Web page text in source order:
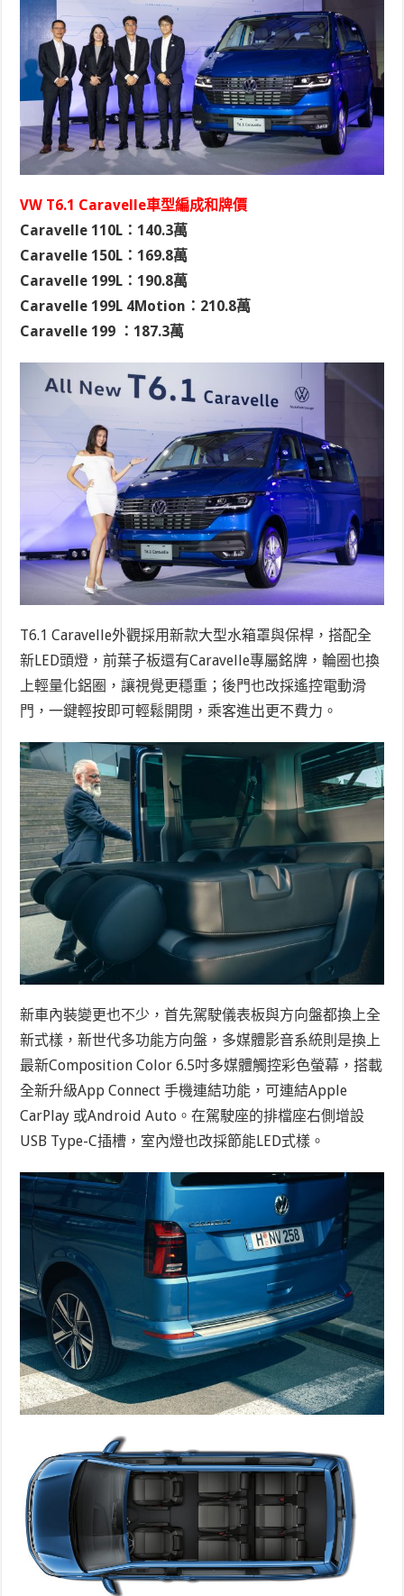
VW T6.1 Caravelle車型編成和牌價
Caravelle 110L：140.3萬
Caravelle 150L：169.8萬
Caravelle 199L：190.8萬
Caravelle 199L 4Motion：210.8萬
Caravelle 199 ：187.3萬
T6.1 Caravelle外觀採用新款大型水箱罩與保桿，搭配全
新LED頭燈，前葉子板還有Caravelle專屬銘牌，輪圈也換
上輕量化鋁圈，讓視覺更穩重；後門也改採遙控電動滑
門，一鍵輕按即可輕鬆開閉，乘客進出更不費力。
新車內裝變更也不少，首先駕駛儀表板與方向盤都換上全
新式樣，新世代多功能方向盤，多媒體影音系統則是換上
最新Composition Color 6.5吋多媒體觸控彩色螢幕，搭載
全新升級App Connect 手機連結功能，可連結Apple
CarPlay 或Android Auto。在駕駛座的排檔座右側增設
USB Type-C插槽，室內燈也改採節能LED式樣。